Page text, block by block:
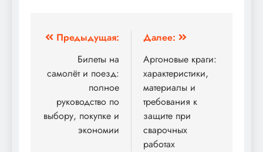
Навигация
записям
Предыдущая:
Билеты на
самолёт и поезд:
полное
руководство по
выбору, покупке и
экономии
Далее:
Аргоновые краги:
характеристики,
материалы и
требования к
защите при
сварочных
работах